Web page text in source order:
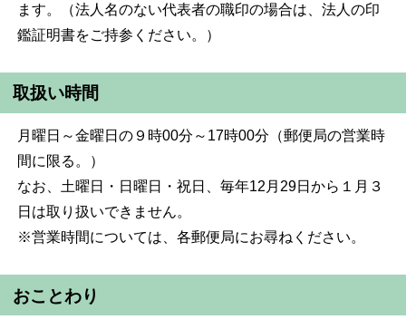
ます。（法人名のない代表者の職印の場合は、法人の印
鑑証明書をご持参ください。）
取扱い時間
月曜日～金曜日の９時00分～17時00分（郵便局の営業時
間に限る。）
なお、土曜日・日曜日・祝日、毎年12月29日から１月３
日は取り扱いできません。
※営業時間については、各郵便局にお尋ねください。
おことわり